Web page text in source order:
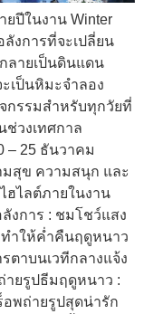
ปีในงาน Winter
งการที่จะเปลี่ยน
ลายเป็นดินแดน
เป็นหิมะจำลอง
กรรมสำหรับทุกวัยที่
ช่วงเทศกาล
– 25 ธันวาคม
มสุข ความสนุก และ
ไฮไลต์ภายในงาน
งการ : ชมโชว์แสง
ทำให้ค่ำคืนฤดูหนาว
าบนเวทีกลางแจ้ง
ายรูปธีมฤดูหนาว :
พถ่ายรูปสุดน่ารัก